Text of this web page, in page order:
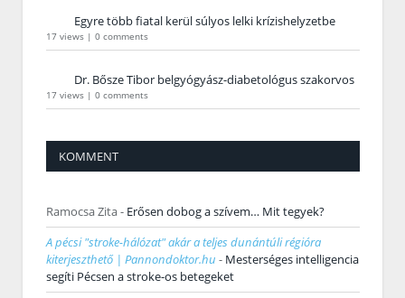
Egyre több fiatal kerül súlyos lelki krízishelyzetbe
17 views | 0 comments
Dr. Bősze Tibor belgyógyász-diabetológus szakorvos
17 views | 0 comments
KOMMENT
Ramocsa Zita- Erősen dobog a szívem… Mit tegyek?
A pécsi "stroke-hálózat" akár a teljes dunántúli régióra
kiterjeszthető | Pannondoktor.hu - Mesterséges intelligencia
segíti Pécsen a stroke-os betegeket